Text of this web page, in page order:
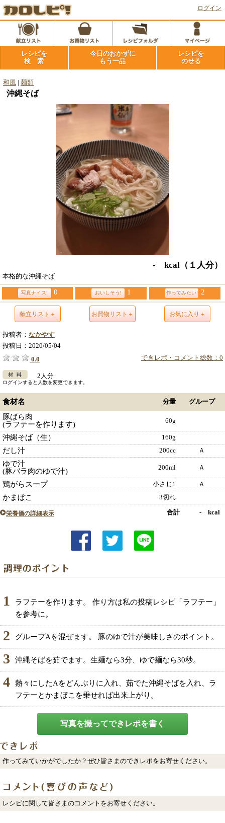
ログイン
レシピを
検 索
今日のおかずに
もう一品
レシピを
のせる
和風 麺類
沖縄そば
- kcal （１人分）
本格的な沖縄そば
写真ナイス! 0 おいしそう! 1 作ってみたい! 2
献立リスト＋ お買物リスト＋ お気に入り＋
投稿者： なかやす
投稿日： 2020/05/04
できレポ・コメント総数：0
0.0
2人分
ログインすると人数を変更できます。
食材名 分量 グループ
豚ばら肉
(ラフテーを作ります)
60g
沖縄そば（生） 160g
だし汁 200cc Ａ
ゆで汁
(豚バラ肉のゆで汁)
200ml Ａ
鶏がらスープ 小さじ1 Ａ
かまぼこ 3切れ
栄養価の詳細表示 合計 - kcal
1
ラフテーを作ります。 作り方は私の投稿レシピ「ラフテー」
を参考に。
2 グループAを混ぜます。 豚のゆで汁が美味しさのポイント。
3 沖縄そばを茹でます。生麺なら3分、ゆで麺なら30秒。
4
熱々にしたAをどんぶりに入れ、茹でた沖縄そばを入れ、ラ
フテーとかまぼこを乗せれば出来上がり。
写真を撮ってできレポを書く
作ってみていかがでしたか？ぜひ皆さまのできレポをお寄せください。
レシピに関して皆さまのコメントをお寄せください。